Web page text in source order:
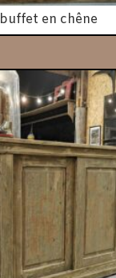
buffet en chêne